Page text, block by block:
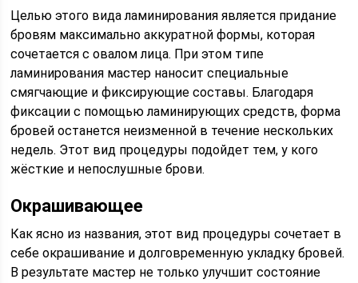
Целью этого вида ламинирования является придание
бровям максимально аккуратной формы, которая
сочетается с овалом лица. При этом типе
ламинирования мастер наносит специальные
смягчающие и фиксирующие составы. Благодаря
фиксации с помощью ламинирующих средств, форма
бровей останется неизменной в течение нескольких
недель. Этот вид процедуры подойдет тем, у кого
жёсткие и непослушные брови.
Окрашивающее
Как ясно из названия, этот вид процедуры сочетает в
себе окрашивание и долговременную укладку бровей.
В результате мастер не только улучшит состояние